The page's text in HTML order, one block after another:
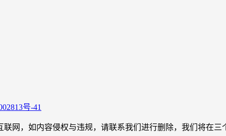
号-41
网，如内容侵权与违规，请联系我们进行删除，我们将在三